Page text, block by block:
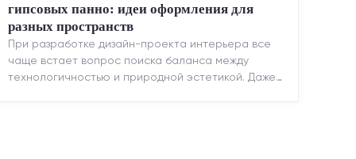
гипсовых панно: идеи оформления для
разных пространств
При разработке дизайн-проекта интерьера все
чаще встает вопрос поиска баланса между
технологичностью и природной эстетикой. Даже